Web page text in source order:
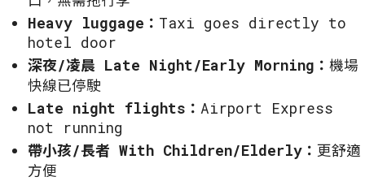
Heavy luggage： Taxi goes directly to
hotel door
深夜/凌晨 Late Night/Early Morning：機場
快線已停駛
Late night flights：Airport Express
not running
帶小孩/長者 With Children/Elderly：更舒適
方便